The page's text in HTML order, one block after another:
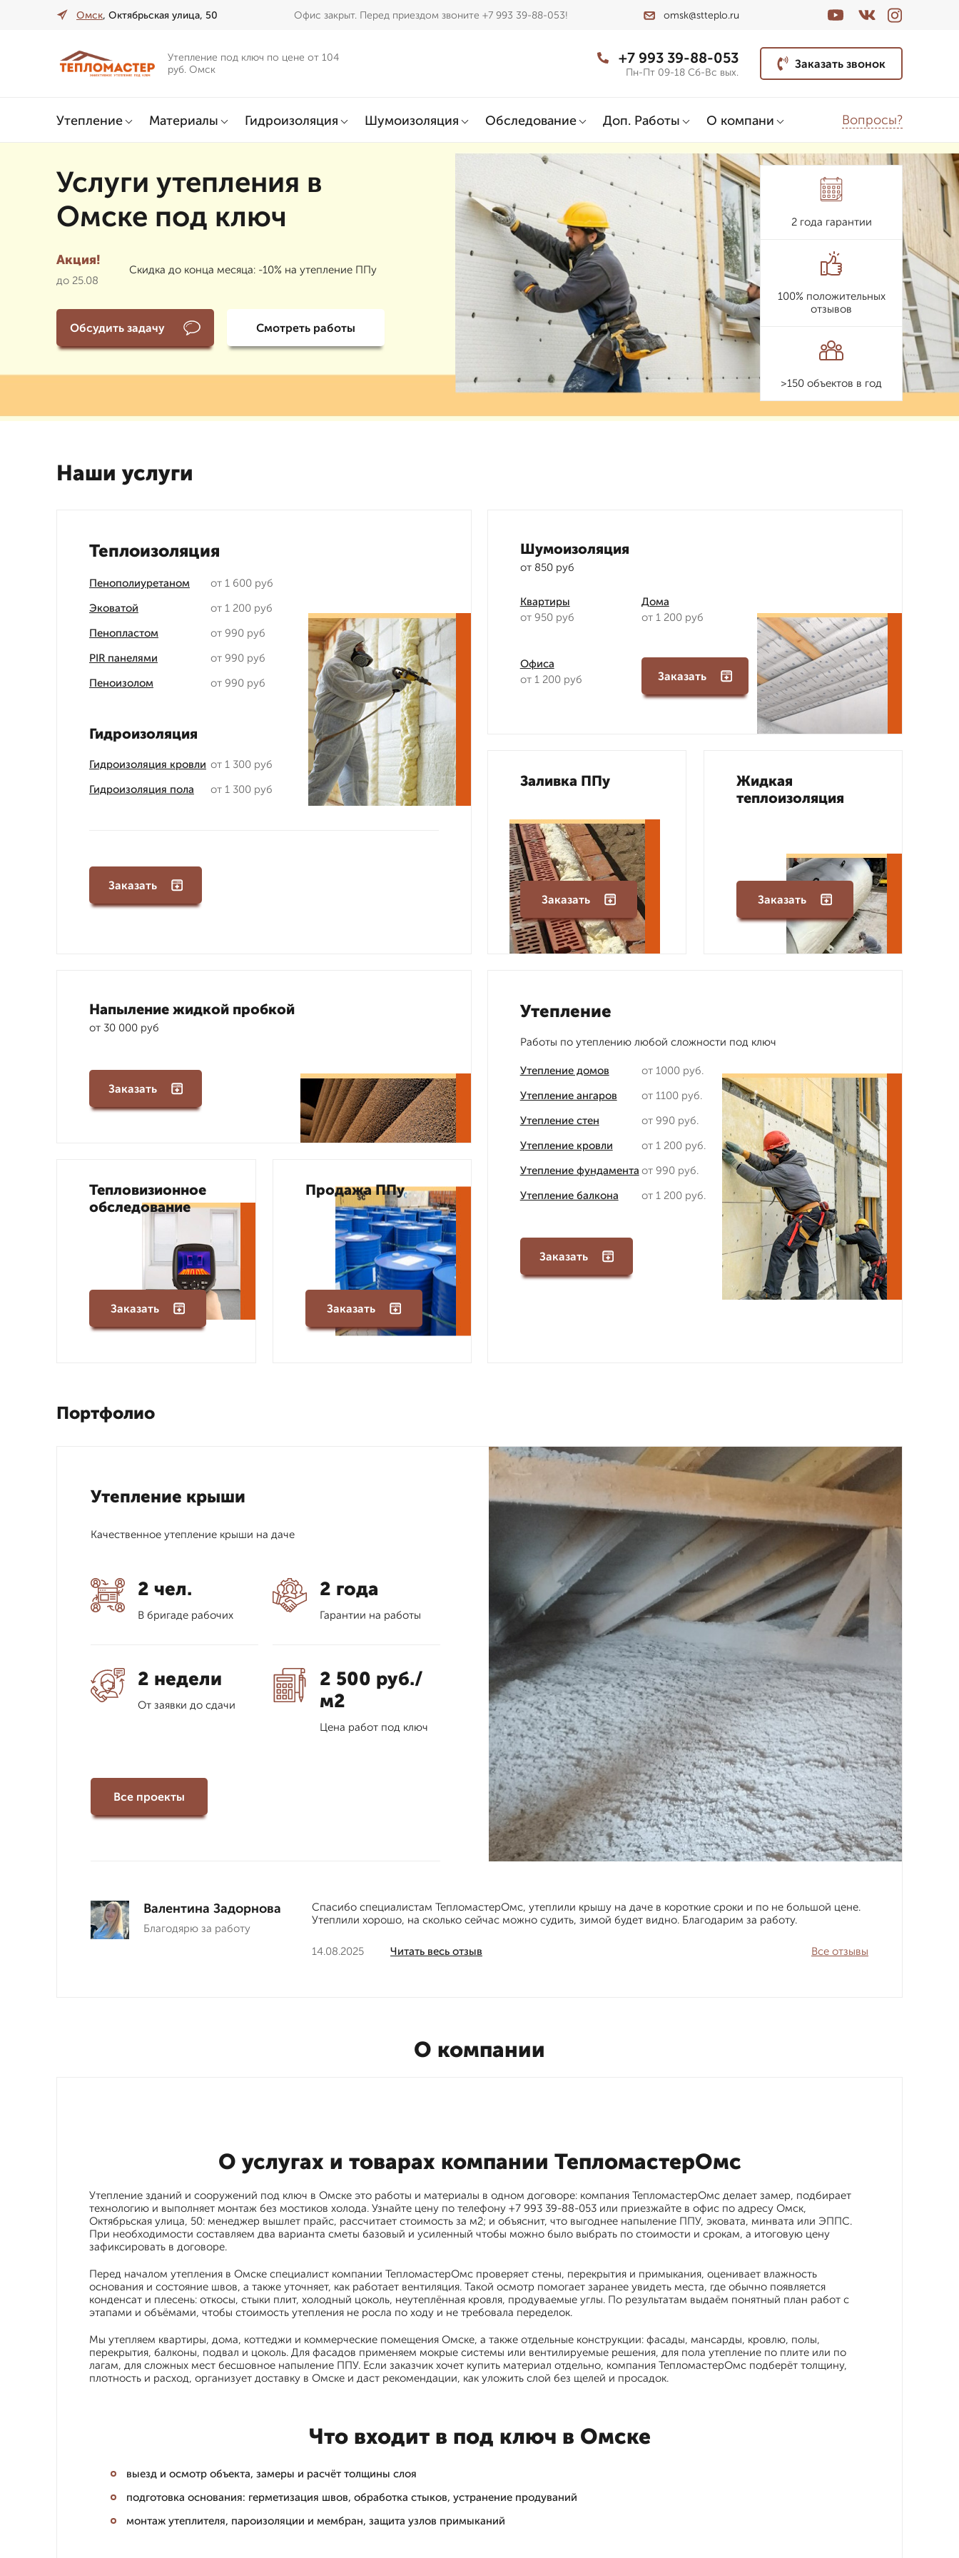
Омск, Октябрьская улица, 50 Офис закрыт. Перед приездом звоните +7 993 39-88-053! omsk@stteplo.ru
Утепление под ключ по цене от 104
руб. Омск
+7 993 39-88-053
Пн-Пт 09-18 Сб-Вс вых.
Заказать звонок
Утепление Материалы Гидроизоляция Шумоизоляция Обследование Доп. Работы О компани Вопросы?
Услуги утепления в
Омске под ключ
Акция!
до 25.08
Скидка до конца месяца: -10% на утепление ППу
Обсудить задачу Смотреть работы
2 года гарантии
100% положительных
отзывов
>150 объектов в год
Наши услуги
Теплоизоляция
Пенополиуретаном
от 1 600 руб
Эковатой
от 1 200 руб
Пенопластом
от 990 руб
PIR панелями
от 990 руб
Пеноизолом
от 990 руб
Гидроизоляция
Гидроизоляция кровли от 1 300 руб
Гидроизоляция пола
от 1 300 руб
Заказать
Шумоизоляция
от 850 руб
Квартиры
от 950 руб
Дома
от 1 200 руб
Офиса
от 1 200 руб
Заказать
Заливка ППу
Заказать
Жидкая
теплоизоляция
Заказать
Напыление жидкой пробкой
от 30 000 руб
Заказать
Тепловизионное
обследование
Заказать
Продажа ППу
Заказать
Утепление
Работы по утеплению любой сложности под ключ
Утепление домов
от 1000 руб.
Утепление ангаров
от 1100 руб.
Утепление стен
от 990 руб.
Утепление кровли
от 1 200 руб.
Утепление фундамента от 990 руб.
Утепление балкона
от 1 200 руб.
Заказать
Портфолио
Утепление крыши
Качественное утепление крыши на даче
2 чел.
В бригаде рабочих
2 года
Гарантии на работы
2 недели
От заявки до сдачи
2 500 руб./
м2
Цена работ под ключ
Все проекты
Валентина Задорнова
Благодярю за работу
14.08.2025
Читать весь отзыв Все отзывы
Спасибо специалистам ТепломастерОмс, утеплили крышу на даче в короткие сроки и по не большой цене.
Утеплили хорошо, на сколько сейчас можно судить, зимой будет видно. Благодарим за работу.
О компании
О услугах и товарах компании ТепломастерОмс
Утепление зданий и сооружений под ключ в Омске это работы и материалы в одном договоре: компания ТепломастерОмс делает замер, подбирает
технологию и выполняет монтаж без мостиков холода. Узнайте цену по телефону +7 993 39-88-053 или приезжайте в офис по адресу Омск,
Октябрьская улица, 50: менеджер вышлет прайс, рассчитает стоимость за м2; и объяснит, что выгоднее напыление ППУ, эковата, минвата или ЭППС.
При необходимости составляем два варианта сметы базовый и усиленный чтобы можно было выбрать по стоимости и срокам, а итоговую цену
зафиксировать в договоре.
Перед началом утепления в Омске специалист компании ТепломастерОмс проверяет стены, перекрытия и примыкания, оценивает влажность
основания и состояние швов, а также уточняет, как работает вентиляция. Такой осмотр помогает заранее увидеть места, где обычно появляется
конденсат и плесень: откосы, стыки плит, холодный цоколь, неутеплённая кровля, продуваемые углы. По результатам выдаём понятный план работ с
этапами и объёмами, чтобы стоимость утепления не росла по ходу и не требовала переделок.
Мы утепляем квартиры, дома, коттеджи и коммерческие помещения Омске, а также отдельные конструкции: фасады, мансарды, кровлю, полы,
перекрытия, балконы, подвал и цоколь. Для фасадов применяем мокрые системы или вентилируемые решения, для пола утепление по плите или по
лагам, для сложных мест бесшовное напыление ППУ. Если заказчик хочет купить материал отдельно, компания ТепломастерОмс подберёт толщину,
плотность и расход, организует доставку в Омске и даст рекомендации, как уложить слой без щелей и просадок.
Что входит в под ключ в Омске
выезд и осмотр объекта, замеры и расчёт толщины слоя
подготовка основания: герметизация швов, обработка стыков, устранение продуваний
монтаж утеплителя, пароизоляции и мембран, защита узлов примыканий